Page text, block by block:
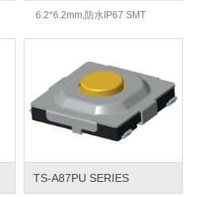
6.2*6.2mm,防水IP67 SMT
TS-A87PU SERIES